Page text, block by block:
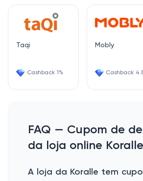
Taqi
Cashback 1%
Mobly
Cashback
FAQ — Cupom de
da loja online Koralle
A loja da Koralle tem